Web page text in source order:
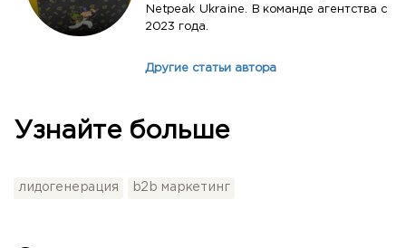
Netpeak Ukraine. В команде агентства с
2023 года.
Другие статьи автора
Узнайте больше
лидогенерация b2b маркетинг